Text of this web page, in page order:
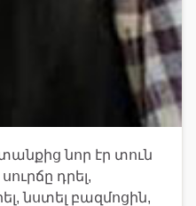
նոր էր տուն
դրել,
նստել բազմոցին,